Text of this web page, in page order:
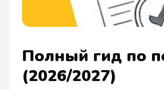
Полный гид по
(2026/2027)